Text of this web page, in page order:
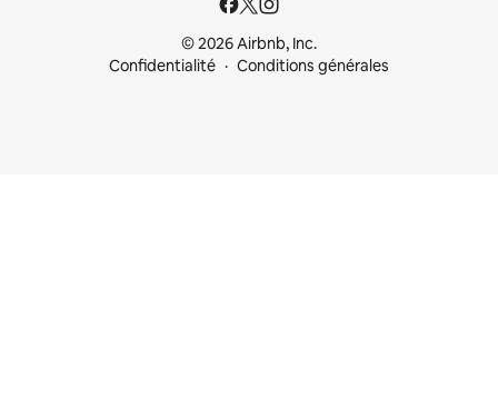
© 2026 Airbnb, Inc.
Confidentialité
Conditions générales